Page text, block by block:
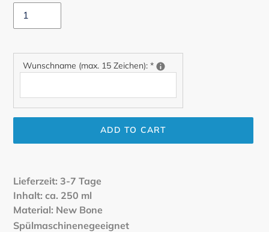
Wunschname (max. 15 Zeichen): *
ADD TO CART
to
your
cart
Lieferzeit: 3-7 Tage
Inhalt: ca. 250 ml
Material: New Bone
Spülmaschinenegeeignet